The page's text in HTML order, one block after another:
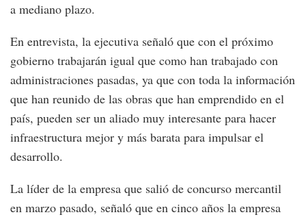
a mediano plazo.
En entrevista, la ejecutiva señaló que con el próximo
gobierno trabajarán igual que como han trabajado con
administraciones pasadas, ya que con toda la información
que han reunido de las obras que han emprendido en el
país, pueden ser un aliado muy interesante para hacer
infraestructura mejor y más barata para impulsar el
desarrollo.
La líder de la empresa que salió de concurso mercantil
en marzo pasado, señaló que en cinco años la empresa